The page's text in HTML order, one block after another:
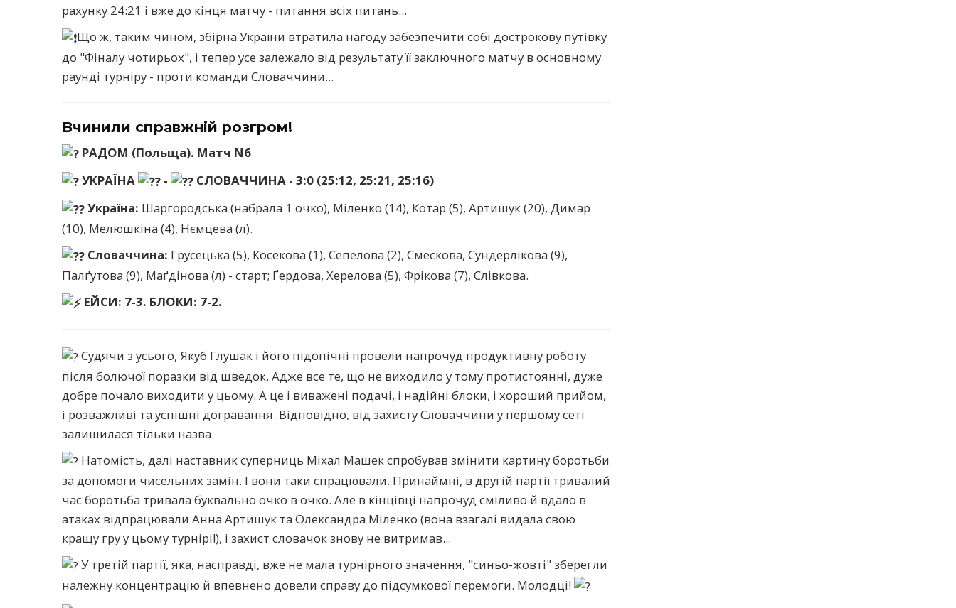
рахунку 24:21 і вже до кінця матчу - питання всіх питань...
Що ж, таким чином, збірна України втратила нагоду забезпечити собі дострокову путівку
до "Фіналу чотирьох", і тепер усе залежало від результату її заключного матчу в основному
раунді турніру - проти команди Словаччини...
Вчинили справжній розгром!
РАДОМ (Польща). Матч N6
УКРАЇНА
-
СЛОВАЧЧИНА - 3:0 (25:12, 25:21, 25:16)
Україна: Шаргородська (набрала 1 очко), Міленко (14), Котар (5), Артишук (20), Димар
(10), Мелюшкіна (4), Нємцева (л).
Словаччина: Грусецька (5), Косекова (1), Сепелова (2), Смескова, Сундерлікова (9),
Палґутова (9), Маґдінова (л) - старт; Ґердова, Херелова (5), Фрікова (7), Слівкова.
ЕЙСИ: 7-3. БЛОКИ: 7-2.
Судячи з усього, Якуб Глушак і його підопічні провели напрочуд продуктивну роботу
після болючої поразки від шведок. Адже все те, що не виходило у тому протистоянні, дуже
добре почало виходити у цьому. А це і виважені подачі, і надійні блоки, і хороший прийом,
і розважливі та успішні догравання. Відповідно, від захисту Словаччини у першому сеті
залишилася тільки назва.
Натомість, далі наставник суперниць Міхал Машек спробував змінити картину боротьби
за допомоги чисельних замін. І вони таки спрацювали. Принаймні, в другій партії тривалий
час боротьба тривала буквально очко в очко. Але в кінцівці напрочуд сміливо й вдало в
атаках відпрацювали Анна Артишук та Олександра Міленко (вона взагалі видала свою
кращу гру у цьому турнірі!), і захист словачок знову не витримав...
У третій партії, яка, насправді, вже не мала турнірного значення, "синьо-жовті" зберегли
належну концентрацію й впевнено довели справу до підсумкової перемоги. Молодці!